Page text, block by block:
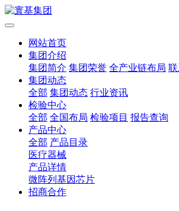
网站首页
集团介绍
集团简介 集团荣誉 全产业链布局
集团动态
全部 集团动态 行业资讯
检验中心
全部 全国布局 检验项目 报告查询
产品中心
全部 产品目录
医疗器械
产品详情
微阵列基因芯片
招商合作